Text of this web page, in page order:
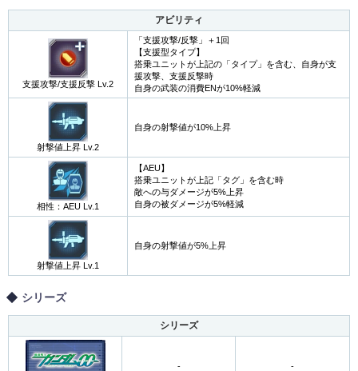
アビリティ
支援攻撃/支援反撃 Lv.2
「支援攻撃/反撃」＋1回
【支援型タイプ】
搭乗ユニットが上記の「タイプ」を含む、自身が支
援攻撃、支援反撃時
自身の武装の消費ENが10%軽減
射撃値上昇 Lv.2
自身の射撃値が10%上昇
相性：AEU Lv.1
【AEU】
搭乗ユニットが上記「タグ」を含む時
敵への与ダメージが5%上昇
自身の被ダメージが5%軽減
射撃値上昇 Lv.1
自身の射撃値が5%上昇
シリーズ
シリーズ
- -